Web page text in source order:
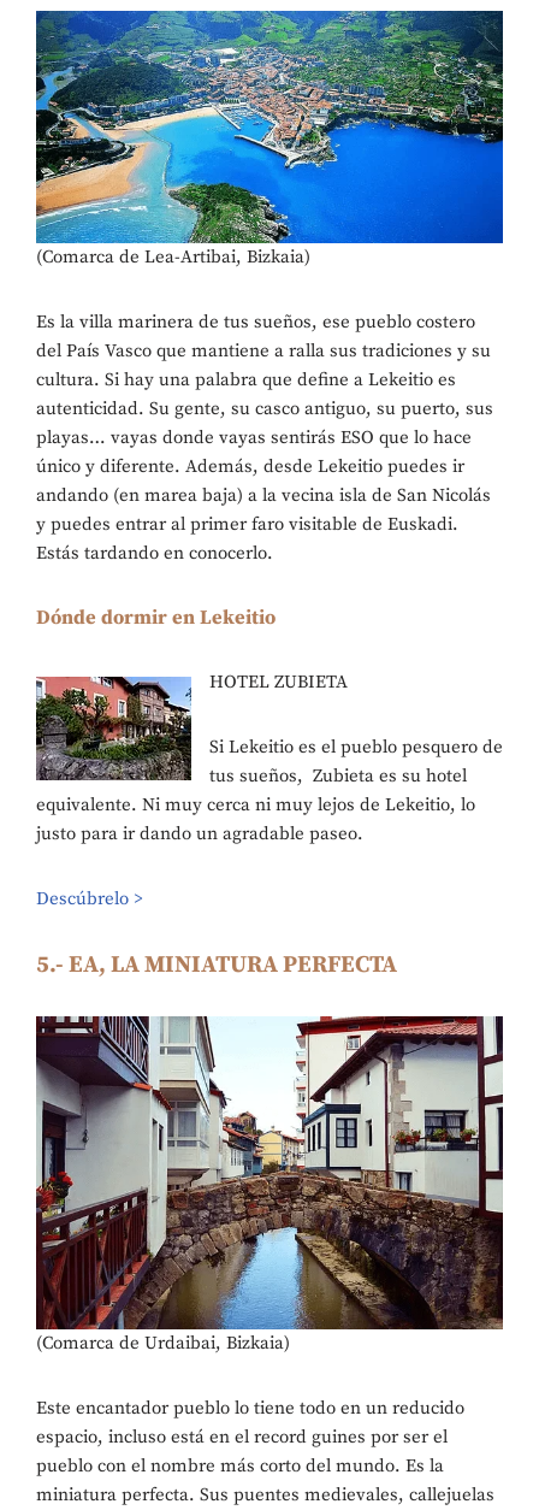
(Comarca de Lea-Artibai, Bizkaia)
Es la villa marinera de tus sueños, ese pueblo costero
del País Vasco que mantiene a ralla sus tradiciones y su
cultura. Si hay una palabra que define a Lekeitio es
autenticidad. Su gente, su casco antiguo, su puerto, sus
playas… vayas donde vayas sentirás ESO que lo hace
único y diferente. Además, desde Lekeitio puedes ir
andando (en marea baja) a la vecina isla de San Nicolás
y puedes entrar al primer faro visitable de Euskadi.
Estás tardando en conocerlo.
Dónde dormir en Lekeitio
HOTEL ZUBIETA
Si Lekeitio es el pueblo pesquero de
tus sueños, Zubieta es su hotel
equivalente. Ni muy cerca ni muy lejos de Lekeitio, lo
justo para ir dando un agradable paseo.
Descúbrelo >
5.- EA, LA MINIATURA PERFECTA
(Comarca de Urdaibai, Bizkaia)
Este encantador pueblo lo tiene todo en un reducido
espacio, incluso está en el record guines por ser el
pueblo con el nombre más corto del mundo. Es la
miniatura perfecta. Sus puentes medievales, callejuelas